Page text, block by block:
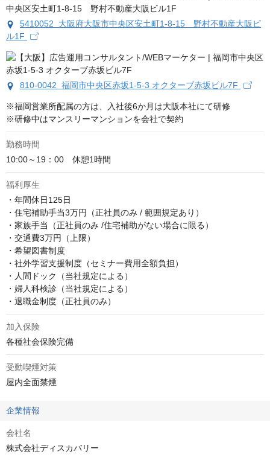
5410052 大阪府大阪市中央区安土町1-8-15 野村不動産大阪ビ
ル1F
810-0042 福岡市中央区赤坂1-5-3 オクターブ赤坂ビル7F
※福岡営業所配属の方は、入社後6か月は大阪本社にて研修
※研修中はマンスリーマンションを会社で契約
勤務時間
10:00～19：00　休憩1時間
福利厚生
・年間休日125日
・住宅補助手当3万円（正社員のみ / 範囲規定あり）
・家族手当（正社員のみ /住宅補助がない場合に限る）
・交通費3万円（上限）
・希望図書制度
・社外学習支援制度（セミナー費用全額負担）
・人間ドック（当社規定による）
・婦人科検診（当社規定による）
・退職金制度（正社員のみ）
加入保険
各種社会保険完備
受動喫煙対策
屋内全面禁煙
企業情報
会社名
株式会社ディスカバリー